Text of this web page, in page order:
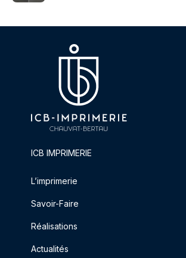
ICB IMPRIMERIE
L’imprimerie
Savoir-Faire
Réalisations
Actualités